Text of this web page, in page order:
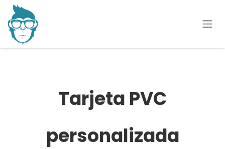
Ir al contenido
Tarjeta PVC
personalizada